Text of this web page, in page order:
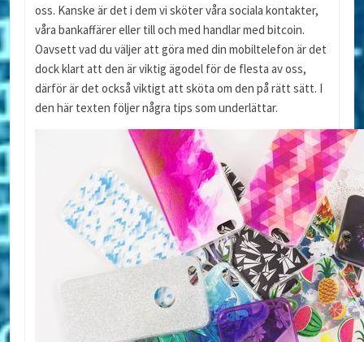
oss. Kanske är det i dem vi sköter våra sociala kontakter,
våra bankaffärer eller till och med handlar med bitcoin.
Oavsett vad du väljer att göra med din mobiltelefon är det
dock klart att den är viktig ägodel för de flesta av oss,
därför är det också viktigt att sköta om den på rätt sätt. I
den här texten följer några tips som underlättar.